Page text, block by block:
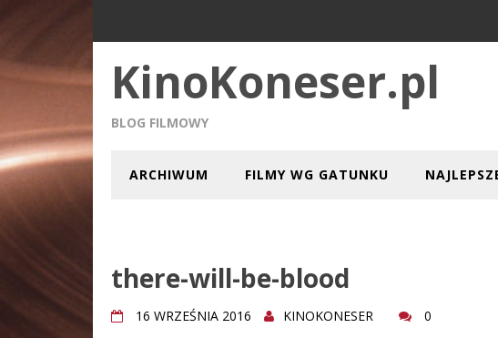
KinoKoneser.pl
BLOG FILMOWY
ARCHIWUM FILMY WG GATUNKU
there-will-be-blood
16 WRZEŚNIA 2016 KINOKONESER 0